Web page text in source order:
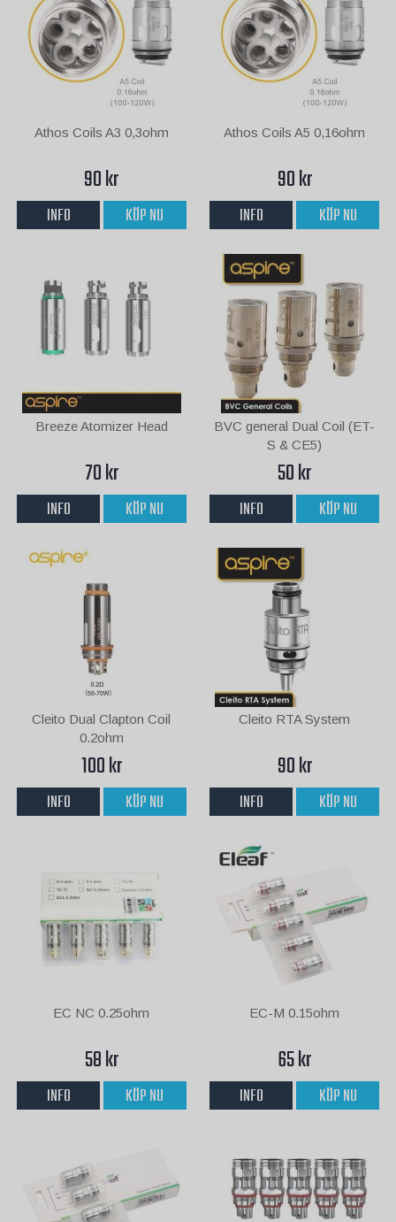
Athos Coils A3 0,3ohm
90 kr
INFO KÖP NU
Athos Coils A5 0,16ohm
90 kr
INFO KÖP NU
Breeze Atomizer Head
70 kr
INFO KÖP NU
BVC general Dual Coil (ET-
S & CE5)
50 kr
INFO KÖP NU
Cleito Dual Clapton Coil
0.2ohm
100 kr
INFO KÖP NU
Cleito RTA System
90 kr
INFO KÖP NU
EC NC 0.25ohm
58 kr
INFO KÖP NU
EC-M 0.15ohm
65 kr
INFO KÖP NU